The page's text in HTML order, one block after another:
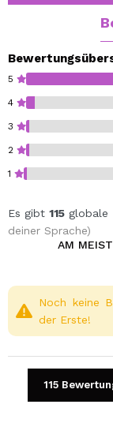
5
4
3
2
1
Es gibt 115 globale
deiner Sprache)
AM
Noch keine
der Erste!
115